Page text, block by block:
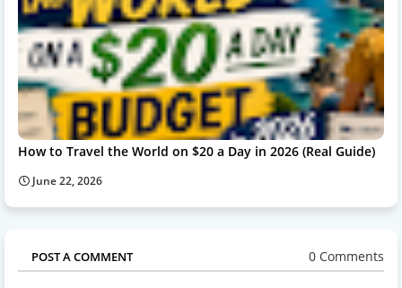
How to Travel the World on $20 a Day in 2026 (Real Guide)
June 22, 2026
POST A COMMENT 0 Comments